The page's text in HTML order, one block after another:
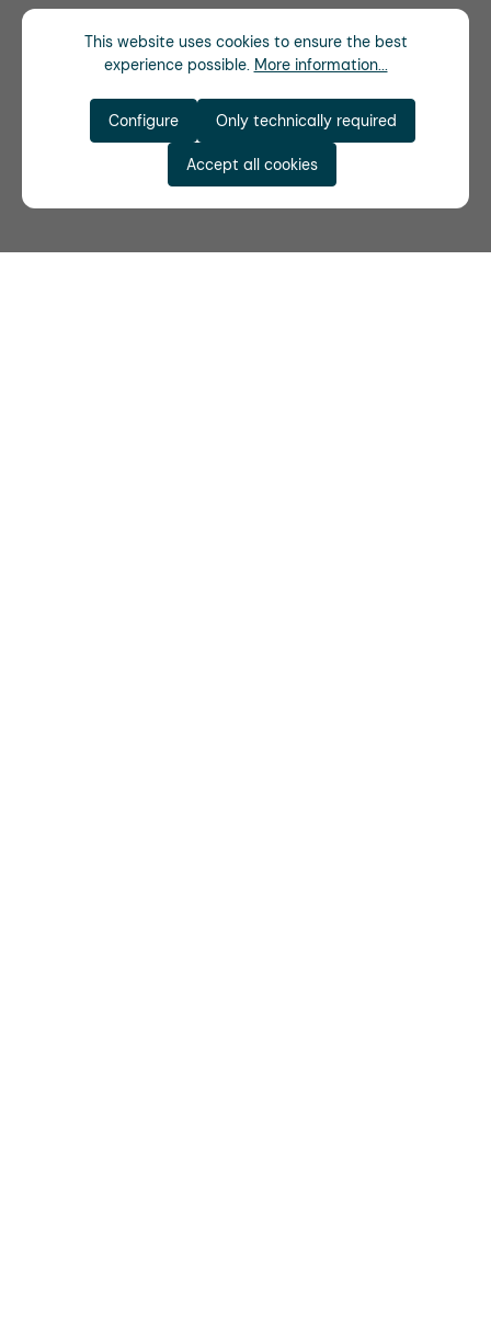
This website uses cookies to ensure the best
experience possible. More information...
Only technically required
Configure
Accept all cookies